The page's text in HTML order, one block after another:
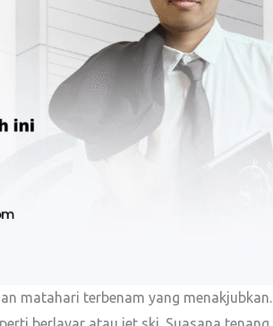
matahari terbenam yang